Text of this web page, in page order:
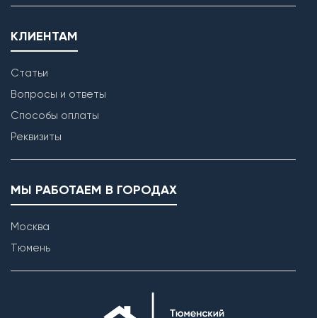
КЛИЕНТАМ
Статьи
Вопросы и ответы
Способы оплаты
Реквизиты
МЫ РАБОТАЕМ В ГОРОДАХ
Москва
Тюмень